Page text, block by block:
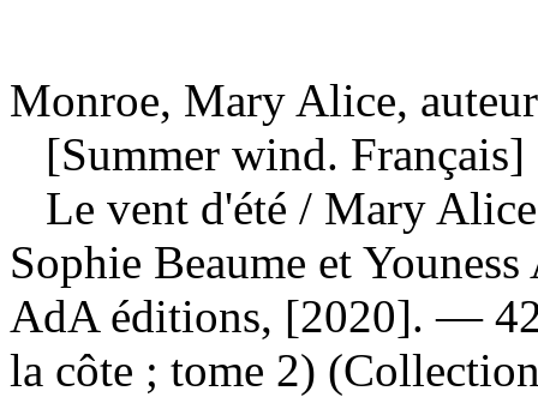
Monroe, Mary Alice, auteur
[Summer wind. Français]
Le vent d'été / Mary
Sophie Beaume et
AdA éditions, [2020]. —
la côte ; tome 2)